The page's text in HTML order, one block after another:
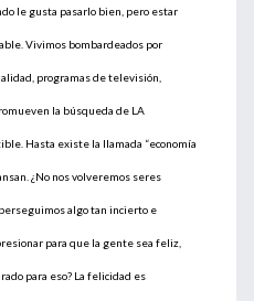
le gusta pasarlo bien,­­­­ pero estar
Vivimos bombardeados por
programas de televisión,
la búsqueda de LA
Hasta existe la llamada “economía
¿No nos volveremos seres
algo tan incierto e
para que la gente sea feliz,
para eso? La felicidad es